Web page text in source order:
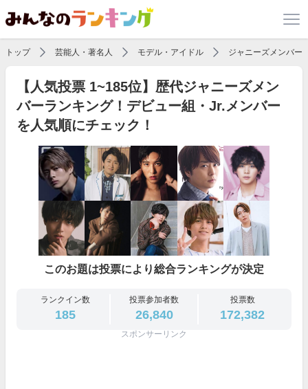
トップ 芸能人・著名人 モデル・アイドル ジャニーズメンバー
【人気投票 1~185位】歴代ジャニーズメン
バーランキング！デビュー組・Jr.メンバー
を人気順にチェック！
このお題は投票により総合ランキングが決定
ランクイン数
185
投票参加者数
26,840
投票数
172,382
スポンサーリンク